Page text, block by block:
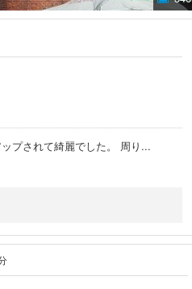
プされて綺麗でした。 周り ...